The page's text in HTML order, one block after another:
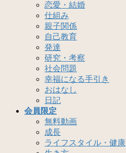
恋愛・結婚
仕組み
親子関係
自己教育
発達
研究・考察
社会問題
幸福になる手引き
おはなし
日記
会員限定
無料動画
成長
ライフスタイル・健康